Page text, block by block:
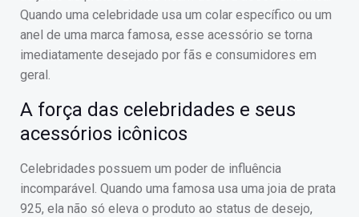
Quando uma celebridade usa um colar específico ou um
anel de uma marca famosa, esse acessório se torna
imediatamente desejado por fãs e consumidores em
geral.
A força das celebridades e seus
acessórios icônicos
Celebridades possuem um poder de influência
incomparável. Quando uma famosa usa uma joia de prata
925, ela não só eleva o produto ao status de desejo,